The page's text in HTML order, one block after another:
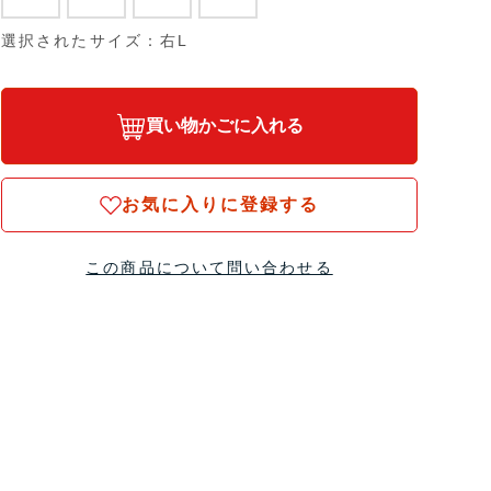
選択されたサイズ：右L
買い物かごに入れる
お気に入りに登録する
この商品について問い合わせる